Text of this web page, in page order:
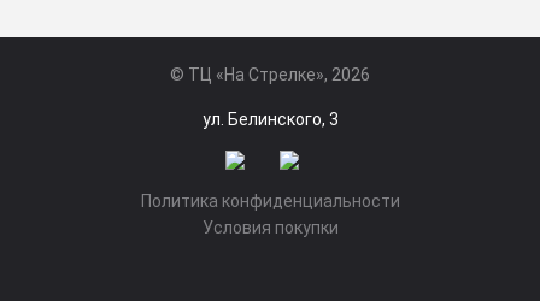
© ТЦ «На Стрелке», 2026
ул. Белинского, 3
Политика конфиденциальности
Условия покупки